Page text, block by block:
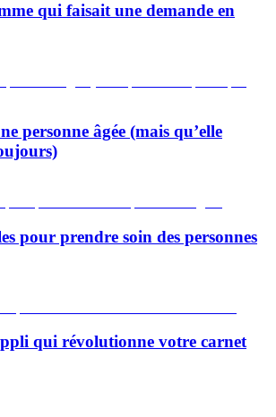
qui faisait une demande en
personne âgée (mais qu’elle
pour prendre soin des personnes
qui révolutionne votre carnet